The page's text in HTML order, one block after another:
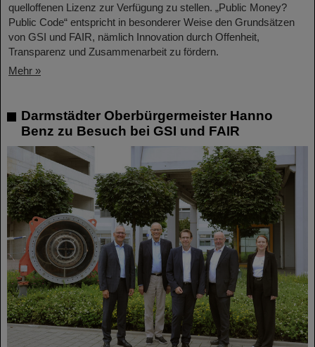
quelloffenen Lizenz zur Verfügung zu stellen. „Public Money?
Public Code“ entspricht in besonderer Weise den Grundsätzen
von GSI und FAIR, nämlich Innovation durch Offenheit,
Transparenz und Zusammenarbeit zu fördern.
Mehr »
Darmstädter Oberbürgermeister Hanno
Benz zu Besuch bei GSI und FAIR